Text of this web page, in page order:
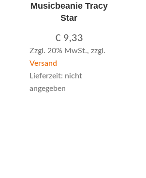
Musicbeanie Tracy
Star
€ 9,33
Zzgl. 20% MwSt., zzgl.
Versand
Lieferzeit: nicht
angegeben